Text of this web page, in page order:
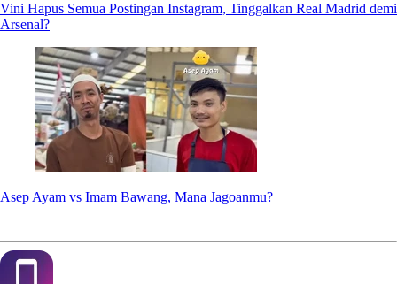
Vini Hapus Semua Postingan Instagram, Tinggalkan Real Madrid demi
Arsenal?
Asep Ayam vs Imam Bawang, Mana Jagoanmu?